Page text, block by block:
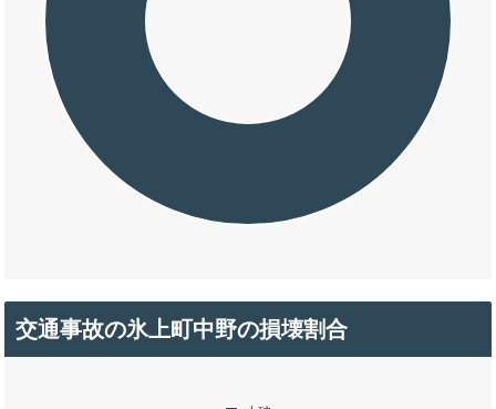
交通事故の氷上町中野の損壊割合